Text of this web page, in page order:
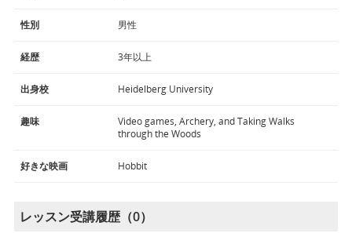
性別 男性
経歴 3年以上
出身校 Heidelberg University
趣味
Video games, Archery, and Taking Walks
through the Woods
好きな映画 Hobbit
レッスン受講履歴（0）